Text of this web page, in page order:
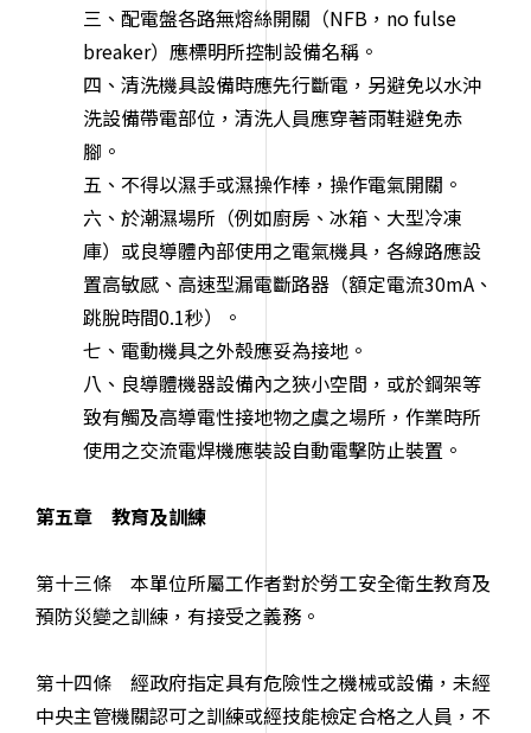
三、配電盤各路無熔絲開關（NFB，no fulse
breaker）應標明所控制設備名稱。
四、清洗機具設備時應先行斷電，另避免以水沖
洗設備帶電部位，清洗人員應穿著雨鞋避免赤
腳。
五、不得以濕手或濕操作棒，操作電氣開關。
六、於潮濕場所（例如廚房、冰箱、大型冷凍
庫）或良導體內部使用之電氣機具，各線路應設
置高敏感、高速型漏電斷路器（額定電流30mA、
跳脫時間0.1秒）。
七、電動機具之外殼應妥為接地。
八、良導體機器設備內之狹小空間，或於鋼架等
致有觸及高導電性接地物之虞之場所，作業時所
使用之交流電焊機應裝設自動電擊防止裝置。
第五章 教育及訓練
第十三條 本單位所屬工作者對於勞工安全衛生教育及
預防災變之訓練，有接受之義務。
第十四條 經政府指定具有危險性之機械或設備，未經
中央主管機關認可之訓練或經技能檢定合格之人員，不